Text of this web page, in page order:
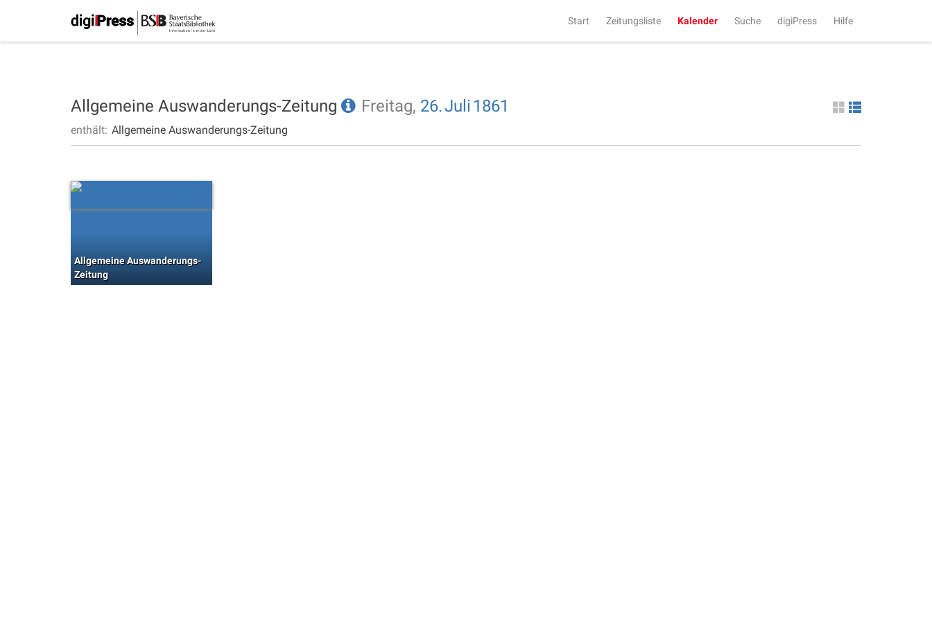
Start Zeitungsliste Kalender Suche digiPress Hilfe
Allgemeine Auswanderungs-Zeitung Freitag, 26.Juli 1861
enthält: Allgemeine Auswanderungs-Zeitung
Allgemeine Auswanderungs-
Zeitung